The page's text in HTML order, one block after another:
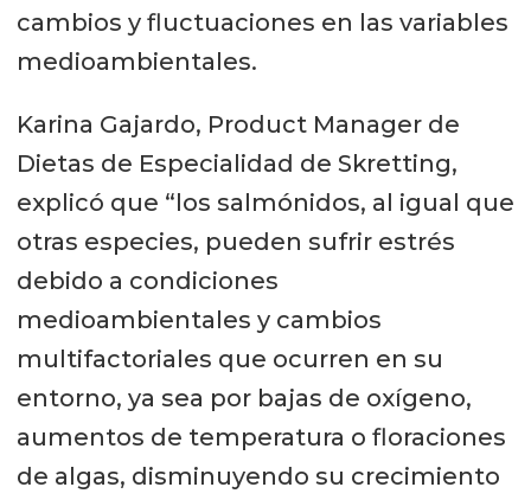
cambios y fluctuaciones en las variables
medioambientales.
Karina Gajardo, Product Manager de
Dietas de Especialidad de Skretting,
explicó que “los salmónidos, al igual que
otras especies, pueden sufrir estrés
debido a condiciones
medioambientales y cambios
multifactoriales que ocurren en su
entorno, ya sea por bajas de oxígeno,
aumentos de temperatura o floraciones
de algas, disminuyendo su crecimiento